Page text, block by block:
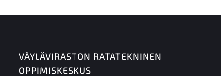
VÄYLÄVIRASTON RATATEKNINEN
OPPIMISKESKUS